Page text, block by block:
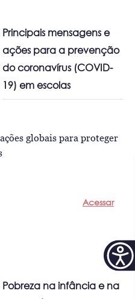
Principais mensagens e
ações para a prevenção
do coronavírus (COVID-
19) em escolas
globais para proteger
Acessar
Pobreza na infância e na